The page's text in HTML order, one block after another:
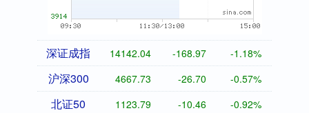
深证成指 14142.04 -168.97 -1.18%
沪深300 4667.73 -26.70 -0.57%
北证50 1123.79 -10.46 -0.92%